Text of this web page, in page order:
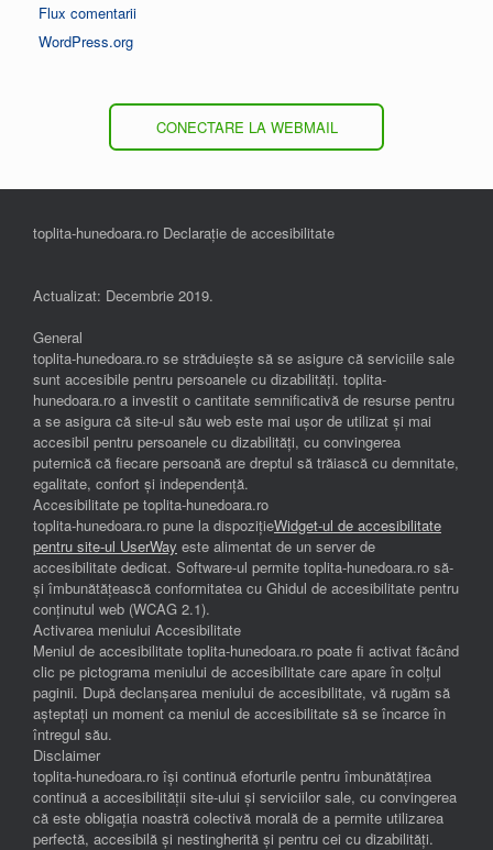
Flux comentarii
WordPress.org
CONECTARE LA WEBMAIL
toplita-hunedoara.ro Declarație de accesibilitate
Actualizat: Decembrie 2019.
General
toplita-hunedoara.ro se străduiește să se asigure că serviciile sale
sunt accesibile pentru persoanele cu dizabilități. toplita-
hunedoara.ro a investit o cantitate semnificativă de resurse pentru
a se asigura că site-ul său web este mai ușor de utilizat și mai
accesibil pentru persoanele cu dizabilități, cu convingerea
puternică că fiecare persoană are dreptul să trăiască cu demnitate,
egalitate, confort și independenţă.
Accesibilitate pe toplita-hunedoara.ro
toplita-hunedoara.ro pune la dispozițieWidget-ul de accesibilitate
pentru site-ul UserWay este alimentat de un server de
accesibilitate dedicat. Software-ul permite toplita-hunedoara.ro să-
și îmbunătățească conformitatea cu Ghidul de accesibilitate pentru
conținutul web (WCAG 2.1).
Activarea meniului Accesibilitate
Meniul de accesibilitate toplita-hunedoara.ro poate fi activat făcând
clic pe pictograma meniului de accesibilitate care apare în colțul
paginii. După declanșarea meniului de accesibilitate, vă rugăm să
așteptați un moment ca meniul de accesibilitate să se încarce în
întregul său.
Disclaimer
toplita-hunedoara.ro își continuă eforturile pentru îmbunătățirea
continuă a accesibilității site-ului și serviciilor sale, cu convingerea
că este obligația noastră colectivă morală de a permite utilizarea
perfectă, accesibilă și nestingherită și pentru cei cu dizabilități.